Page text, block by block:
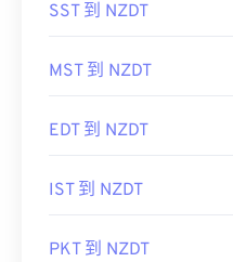
SST 到 NZDT
MST 到 NZDT
EDT 到 NZDT
IST 到 NZDT
PKT 到 NZDT